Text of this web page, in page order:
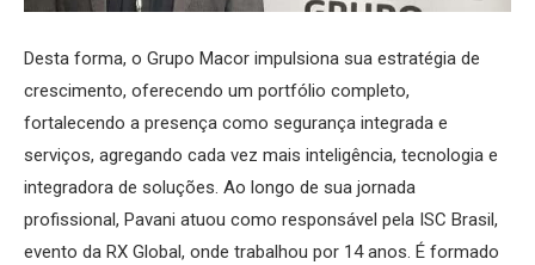
Desta forma, o Grupo Macor impulsiona sua estratégia de
crescimento, oferecendo um portfólio completo,
fortalecendo a presença como segurança integrada e
serviços, agregando cada vez mais inteligência, tecnologia e
integradora de soluções. Ao longo de sua jornada
profissional, Pavani atuou como responsável pela ISC Brasil,
evento da RX Global, onde trabalhou por 14 anos. É formado